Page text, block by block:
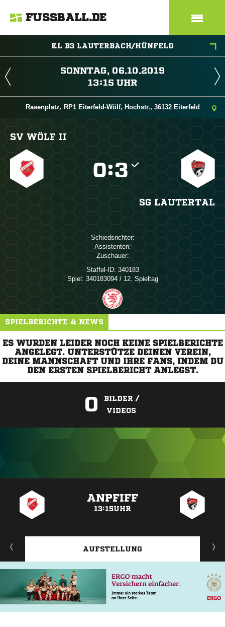
FUSSBALL.DE
KL B3 LAUTERBACH/HÜNFELD
 
 
Rasenplatz, RP1 Eiterfeld-Wölf, Hochstr., 36132 Eiterfeld
SV WÖLF II
:
SG LAUTERTAL
Schiedsrichter:
Assistenten:
Zuschauer:
Staffel-ID: 340183
Spiel: 340183094 / 12. Spieltag
SPIELBERICHTE & NEWS
ES WURDEN LEIDER NOCH KEINE SPIELBERICHTE
ANGELEGT. UNTERSTÜTZE DEINEN VEREIN,
DEINE MANNSCHAFT UND IHRE FANS, INDEM DU
DEN ERSTEN SPIELBERICHT ANLEGST.
0
BILDER /
VIDEOS
ANPFIFF
13:15UHR
AUFSTELLUNG